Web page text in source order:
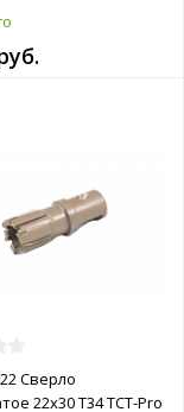
Сверло
22х30 T34 TCT-Pro